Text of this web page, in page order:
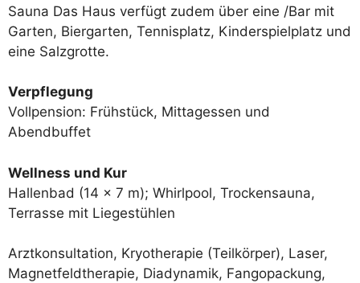
Sauna Das Haus verfügt zudem über eine /Bar mit
Garten, Biergarten, Tennisplatz, Kinderspielplatz und
eine Salzgrotte.
Verpflegung
Vollpension: Frühstück, Mittagessen und
Abendbuffet
Wellness und Kur
Hallenbad (14 x 7 m); Whirlpool, Trockensauna,
Terrasse mit Liegestühlen
Arztkonsultation, Kryotherapie (Teilkörper), Laser,
Magnetfeldtherapie, Diadynamik, Fangopackung,